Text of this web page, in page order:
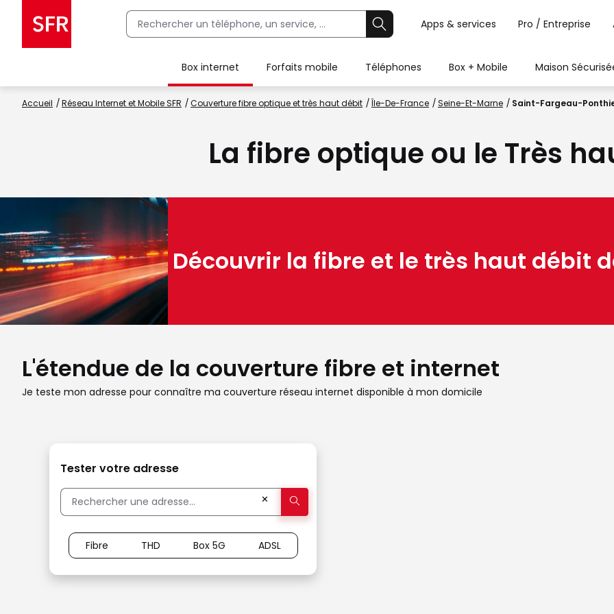
Apps & services Pro / Entreprise
Box internet Forfaits mobile Téléphones Box + Mobile Maison
Accueil Réseau Internet et Mobile SFR Couverture fibre optique et très haut débit Île-De-France Seine-Et-Marne Saint-Fargeau-
La fibre optique ou le Très
Découvrir la fibre et le très haut débit
L'étendue de la couverture fibre et internet
Je teste mon adresse pour connaître ma couverture réseau internet disponible à mon domicile
Tester votre adresse
✕
Fibre THD Box 5G ADSL